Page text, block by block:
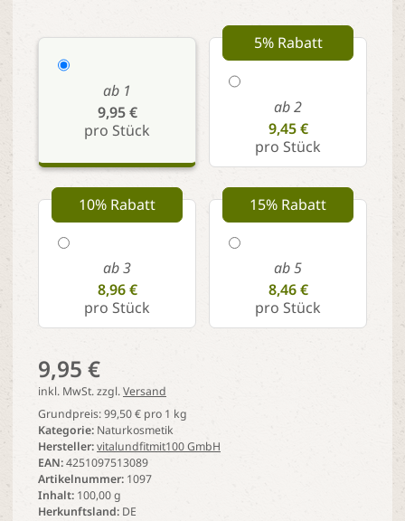
Inhalt 100,00 g
Hersteller vitalundfitmit100 GmbH
Artikelnummer 1097
EAN 4251097513089
Herkunftsland DE
Kategorie Naturkosmetik
9,95 €
inkl. MwSt. zzgl.Versand
Grundpreis:99,50 € pro 1 kg
ab 1
9,95 €
pro Stück
5% Rabatt
ab 2
9,45 €
pro Stück
10% Rabatt
ab 3
8,96 €
pro Stück
15% Rabatt
ab 5
8,46 €
pro Stück